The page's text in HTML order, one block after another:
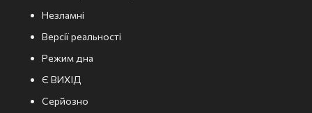
Незламні
Версії реальності
Режим дна
Є ВИХІД
Серйозно